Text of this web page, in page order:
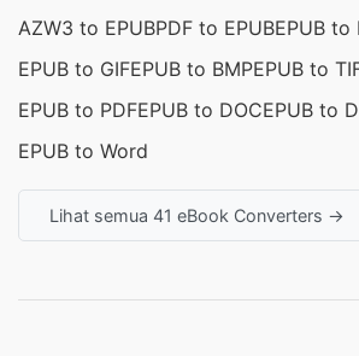
AZW3 to EPUBPDF to EPUBEPUB to
EPUB to GIFEPUB to BMPEPUB to
EPUB to PDFEPUB to DOCEPUB to
EPUB to Word
Lihat semua 41 eBook Converters →